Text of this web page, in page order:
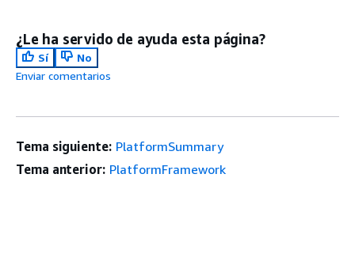
¿Le ha servido de ayuda esta página?
Sí
No
Enviar comentarios
Tema siguiente: PlatformSummary
Tema anterior: PlatformFramework